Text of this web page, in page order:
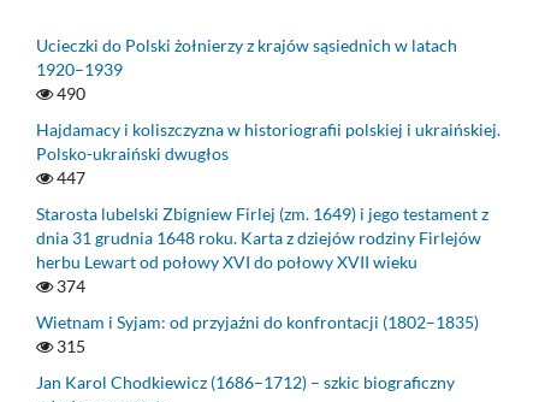
Ucieczki do Polski żołnierzy z krajów sąsiednich w latach
1920–1939
490
Hajdamacy i koliszczyzna w historiografii polskiej i ukraińskiej.
Polsko-ukraiński dwugłos
447
Starosta lubelski Zbigniew Firlej (zm. 1649) i jego testament z
dnia 31 grudnia 1648 roku. Karta z dziejów rodziny Firlejów
herbu Lewart od połowy XVI do połowy XVII wieku
374
Wietnam i Syjam: od przyjaźni do konfrontacji (1802–1835)
315
Jan Karol Chodkiewicz (1686–1712) – szkic biograficzny